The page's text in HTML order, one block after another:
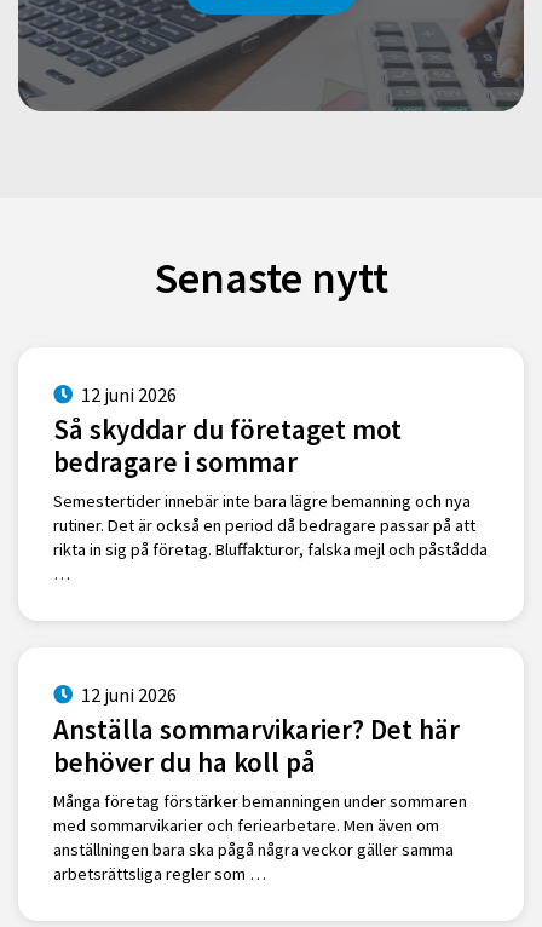
Senaste nytt
12 juni 2026
Så skyddar du företaget mot
bedragare i sommar
Semestertider innebär inte bara lägre bemanning och nya
rutiner. Det är också en period då bedragare passar på att
rikta in sig på företag. Bluffakturor, falska mejl och påstådda
…
12 juni 2026
Anställa sommarvikarier? Det här
behöver du ha koll på
Många företag förstärker bemanningen under sommaren
med sommarvikarier och feriearbetare. Men även om
anställningen bara ska pågå några veckor gäller samma
arbetsrättsliga regler som …